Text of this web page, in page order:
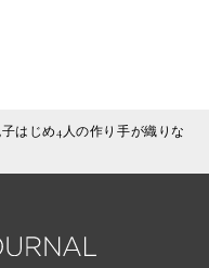
はじめ4人の作り手が織りな